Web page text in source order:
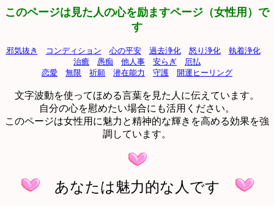
このページは見た人の心を励ますページ（女性用）で
す
邪気抜き コンディション 心の平安 過去浄化 怒り浄化
執着浄化
治癒
愚痴 他人事 安らぎ
厄払
恋愛
無限 祈願 潜在能力 守護 開運ヒーリング
文字波動を使ってほめる言葉を見た人に伝えています。
自分の心を慰めたい場合にも活用ください。
このページは女性用に魅力と精神的な輝きを高める効果を強
調しています。
あなたは魅力的な人です